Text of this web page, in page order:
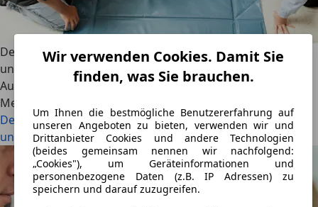
Wir verwenden Cookies. Damit Sie
finden, was Sie brauchen.
Um Ihnen die bestmögliche Benutzererfahrung auf
unseren Angeboten zu bieten, verwenden wir und
Drittanbieter Cookies und andere Technologien
(beides gemeinsam nennen wir nachfolgend:
„Cookies"), um Geräteinformationen und
personenbezogene Daten (z.B. IP Adressen) zu
speichern und darauf zuzugreifen.
Der Erste-Hilfe-Kurs für den Führerschein – Kosten, Dauer
und Gültigkeit
AutoScout24
·17.08.2023·5 Min. Lesezeit
Mehr lesen
Der Erste-Hilfe-Kurs für den Führerschein – Kosten, Dauer
und Gültigkeit